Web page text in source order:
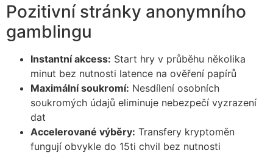
Pozitivní stránky anonymního
gamblingu
Instantní akcess: Start hry v průběhu několika
minut bez nutnosti latence na ověření papírů
Maximální soukromí: Nesdílení osobních
soukromých údajů eliminuje nebezpečí vyzrazení
dat
Accelerované výběry: Transfery kryptoměn
fungují obvykle do 15ti chvil bez nutnosti